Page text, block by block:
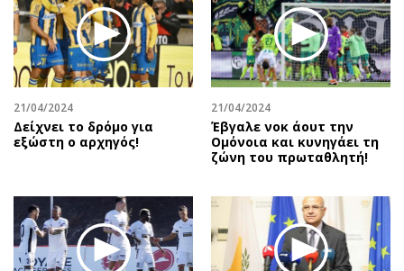
21/04/2024
Δείχνει το δρόμο για
εξώστη ο αρχηγός!
21/04/2024
Έβγαλε νοκ άουτ την
Ομόνοια και κυνηγάει τη
ζώνη του πρωταθλητή!